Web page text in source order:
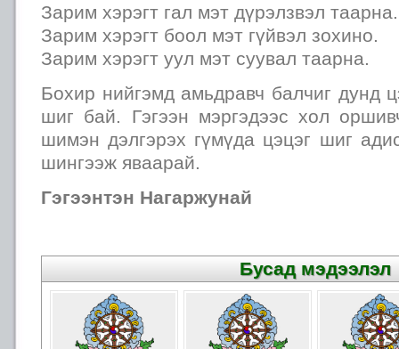
Зарим хэрэгт гал мэт дүрэлзвэл таарна.
Зарим хэрэгт боол мэт гүйвэл зохино.
Зарим хэрэгт уул мэт суувал таарна.
Бохир нийгэмд амьдравч балчиг дунд
шиг бай. Гэгээн мэргэдээс хол
шимэн дэлгэрэх гүмүда цэцэг шиг
шингээж яваарай.
Гэгээнтэн Нагаржунай
Бусад мэдээлэл